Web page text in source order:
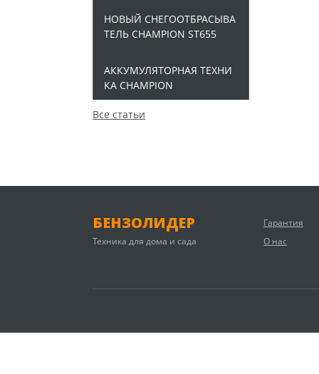
НОВЫЙ СНЕГООТБРАСЫВА
ТЕЛЬ CHAMPION ST655
АККУМУЛЯТОРНАЯ ТЕХНИ
КА CHAMPION
Все статьи
БЕНЗОЛИДЕР
Техника для дома и сада
Гарантия
О нас